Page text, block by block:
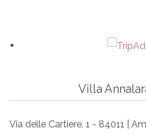
Villa
Via delle Cartiere, 1 - 84011 |